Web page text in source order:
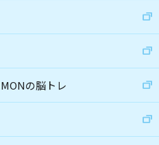
の脳トレ